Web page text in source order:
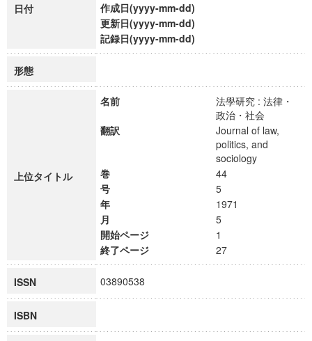
日付
作成日(yyyy-mm-dd)
更新日(yyyy-mm-dd)
記録日(yyyy-mm-dd)
形態
上位タイトル
名前
法學研究 : 法律・
政治・社会
翻訳
Journal of law,
politics, and
sociology
巻
44
号
5
年
1971
月
5
開始ページ
1
終了ページ
27
ISSN 03890538
ISBN